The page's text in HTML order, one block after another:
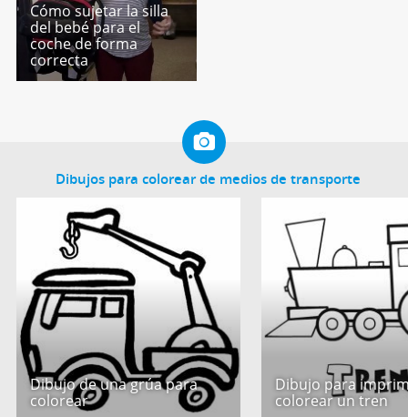
Cómo sujetar la silla
del bebé para el
coche de forma
correcta
Dibujos para colorear de medios de transporte
Dibujo de una grúa para
colorear
Dibujo para
colorear un tren